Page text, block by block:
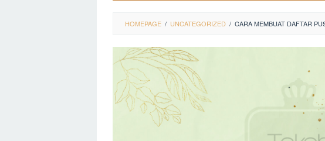
HOMEPAGE / UNCATEGORIZED / CARA MEMBUAT DAFTAR